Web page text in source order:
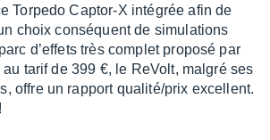
Torpedo Captor-X inté­grée afin de
choix consé­quent de simu­la­tions
d’ef­fets très complet proposé par
au tarif de 399 €, le ReVolt, malgré ses
offre un rapport qualité/prix excellent.